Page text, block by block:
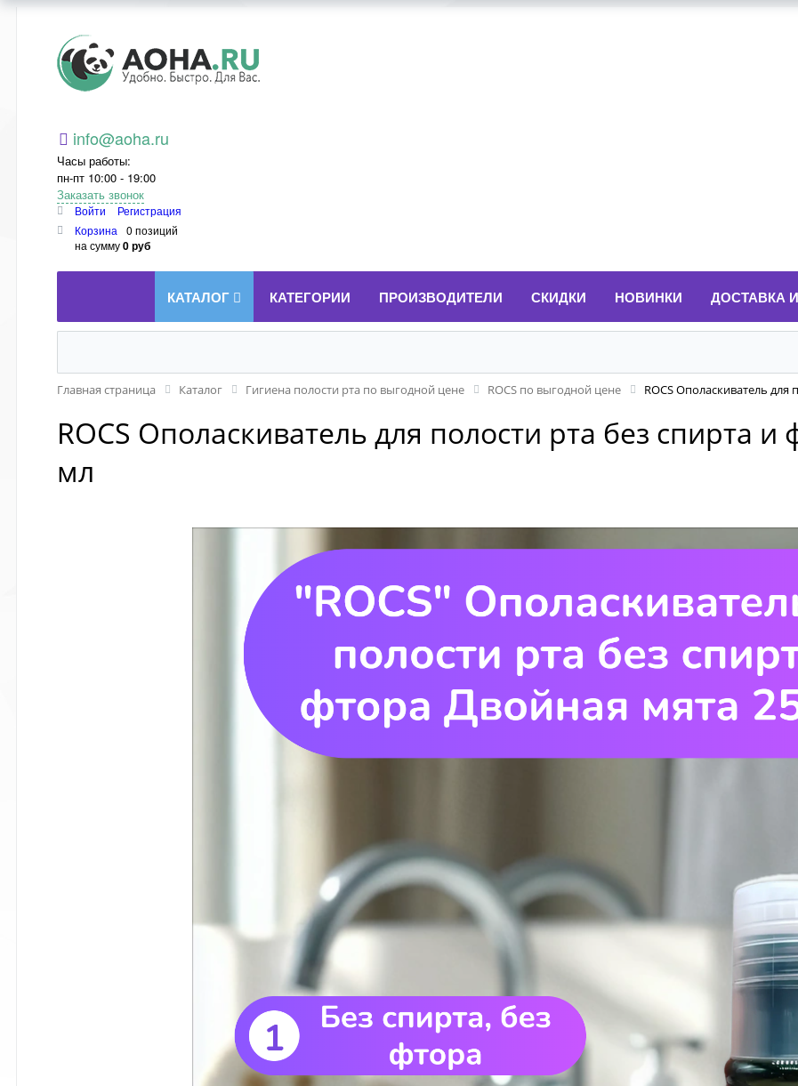
Aoha.ru
info@aoha.ru
Часы работы:
пн-пт 10:00 - 19:00
Заказать звонок
Войти
Регистрация
Корзина
0 позиций
на сумму0 руб
КАТАЛОГ КАТЕГОРИИ ПРОИЗВОДИТЕЛИ СКИДКИ НОВИНКИ ДОСТАВКА
Главная страница Каталог Гигиена полости рта по выгодной цене ROCS по выгодной цене ROCS Ополаскиватель
ROCS Ополаскиватель для полости рта без спирта
мл